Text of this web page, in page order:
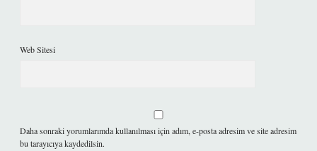
Web Sitesi
Daha sonraki yorumlarımda kullanılması için adım, e-posta adresim ve site adresim
bu tarayıcıya kaydedilsin.